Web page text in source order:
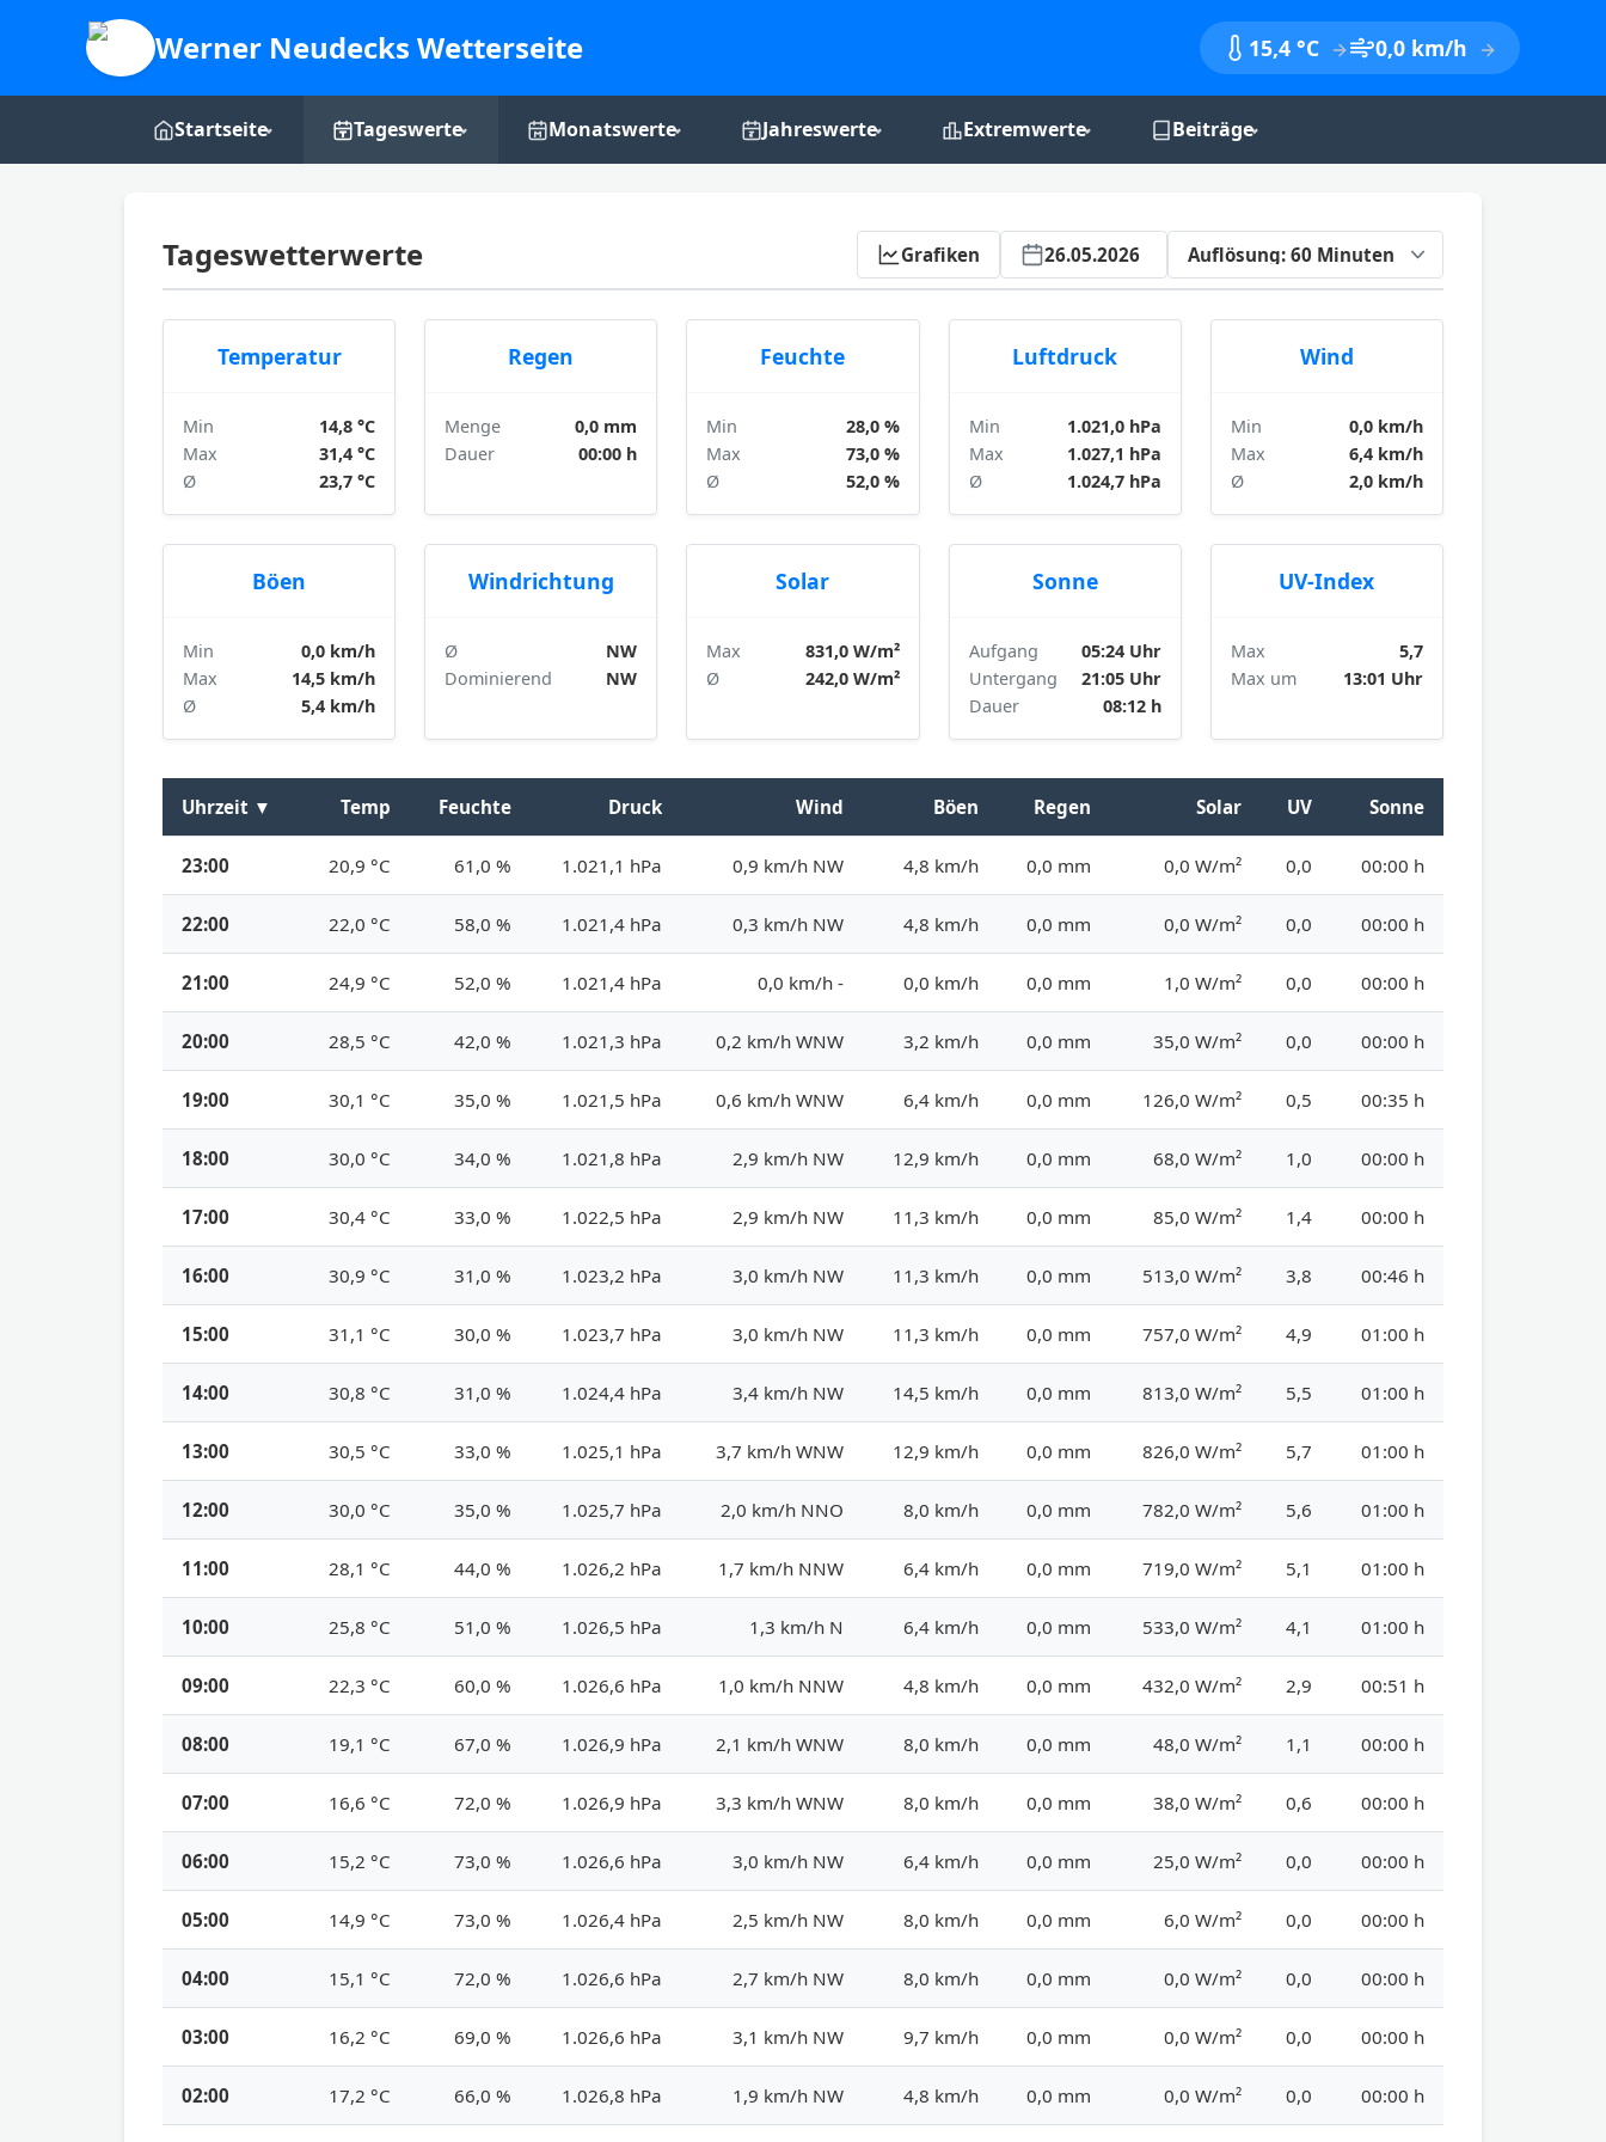
Werner Neudecks Wetterseite 15,4 °C 0,0 km/h
Startseite
Webcam
Tageswerte Monatswerte Jahreswerte Extremwerte Beiträge
Jahresberichte
Tageswetterwerte Grafiken 26.05.2026
Aktualisieren
Temperatur
Min
14,8 °C
Max
31,4 °C
Ø
23,7 °C
Regen
Menge
0,0 mm
Dauer
00:00 h
Feuchte
Min
28,0 %
Max
73,0 %
Ø
52,0 %
Luftdruck
Min
1.021,0 hPa
Max
1.027,1 hPa
Ø
1.024,7 hPa
Wind
Min
0,0 km/h
Max
6,4 km/h
Ø
2,0 km/h
Böen
Min
0,0 km/h
Max
14,5 km/h
Ø
5,4 km/h
Windrichtung
Ø
NW
Dominierend
NW
Solar
Max
831,0 W/m²
Ø
242,0 W/m²
Sonne
Aufgang
05:24 Uhr
Untergang
21:05 Uhr
Dauer
08:12 h
UV-Index
Max
5,7
Max um
13:01 Uhr
Uhrzeit ▼ Temp Feuchte Druck Wind Böen Regen Solar UV Sonne
23:00 20,9 °C 61,0 % 1.021,1 hPa 0,9 km/h NW 4,8 km/h 0,0 mm 0,0 W/m² 0,0 00:00 h
22:00 22,0 °C 58,0 % 1.021,4 hPa 0,3 km/h NW 4,8 km/h 0,0 mm 0,0 W/m² 0,0 00:00 h
21:00 24,9 °C 52,0 % 1.021,4 hPa 0,0 km/h - 0,0 km/h 0,0 mm 1,0 W/m² 0,0 00:00 h
20:00 28,5 °C 42,0 % 1.021,3 hPa 0,2 km/h WNW 3,2 km/h 0,0 mm 35,0 W/m² 0,0 00:00 h
19:00 30,1 °C 35,0 % 1.021,5 hPa 0,6 km/h WNW 6,4 km/h 0,0 mm 126,0 W/m² 0,5 00:35 h
18:00 30,0 °C 34,0 % 1.021,8 hPa 2,9 km/h NW 12,9 km/h 0,0 mm 68,0 W/m² 1,0 00:00 h
17:00 30,4 °C 33,0 % 1.022,5 hPa 2,9 km/h NW 11,3 km/h 0,0 mm 85,0 W/m² 1,4 00:00 h
16:00 30,9 °C 31,0 % 1.023,2 hPa 3,0 km/h NW 11,3 km/h 0,0 mm 513,0 W/m² 3,8 00:46 h
15:00 31,1 °C 30,0 % 1.023,7 hPa 3,0 km/h NW 11,3 km/h 0,0 mm 757,0 W/m² 4,9 01:00 h
14:00 30,8 °C 31,0 % 1.024,4 hPa 3,4 km/h NW 14,5 km/h 0,0 mm 813,0 W/m² 5,5 01:00 h
13:00 30,5 °C 33,0 % 1.025,1 hPa 3,7 km/h WNW 12,9 km/h 0,0 mm 826,0 W/m² 5,7 01:00 h
12:00 30,0 °C 35,0 % 1.025,7 hPa 2,0 km/h NNO 8,0 km/h 0,0 mm 782,0 W/m² 5,6 01:00 h
11:00 28,1 °C 44,0 % 1.026,2 hPa 1,7 km/h NNW 6,4 km/h 0,0 mm 719,0 W/m² 5,1 01:00 h
10:00 25,8 °C 51,0 % 1.026,5 hPa 1,3 km/h N 6,4 km/h 0,0 mm 533,0 W/m² 4,1 01:00 h
09:00 22,3 °C 60,0 % 1.026,6 hPa 1,0 km/h NNW 4,8 km/h 0,0 mm 432,0 W/m² 2,9 00:51 h
08:00 19,1 °C 67,0 % 1.026,9 hPa 2,1 km/h WNW 8,0 km/h 0,0 mm 48,0 W/m² 1,1 00:00 h
07:00 16,6 °C 72,0 % 1.026,9 hPa 3,3 km/h WNW 8,0 km/h 0,0 mm 38,0 W/m² 0,6 00:00 h
06:00 15,2 °C 73,0 % 1.026,6 hPa 3,0 km/h NW 6,4 km/h 0,0 mm 25,0 W/m² 0,0 00:00 h
05:00 14,9 °C 73,0 % 1.026,4 hPa 2,5 km/h NW 8,0 km/h 0,0 mm 6,0 W/m² 0,0 00:00 h
04:00 15,1 °C 72,0 % 1.026,6 hPa 2,7 km/h NW 8,0 km/h 0,0 mm 0,0 W/m² 0,0 00:00 h
03:00 16,2 °C 69,0 % 1.026,6 hPa 3,1 km/h NW 9,7 km/h 0,0 mm 0,0 W/m² 0,0 00:00 h
02:00 17,2 °C 66,0 % 1.026,8 hPa 1,9 km/h NW 4,8 km/h 0,0 mm 0,0 W/m² 0,0 00:00 h